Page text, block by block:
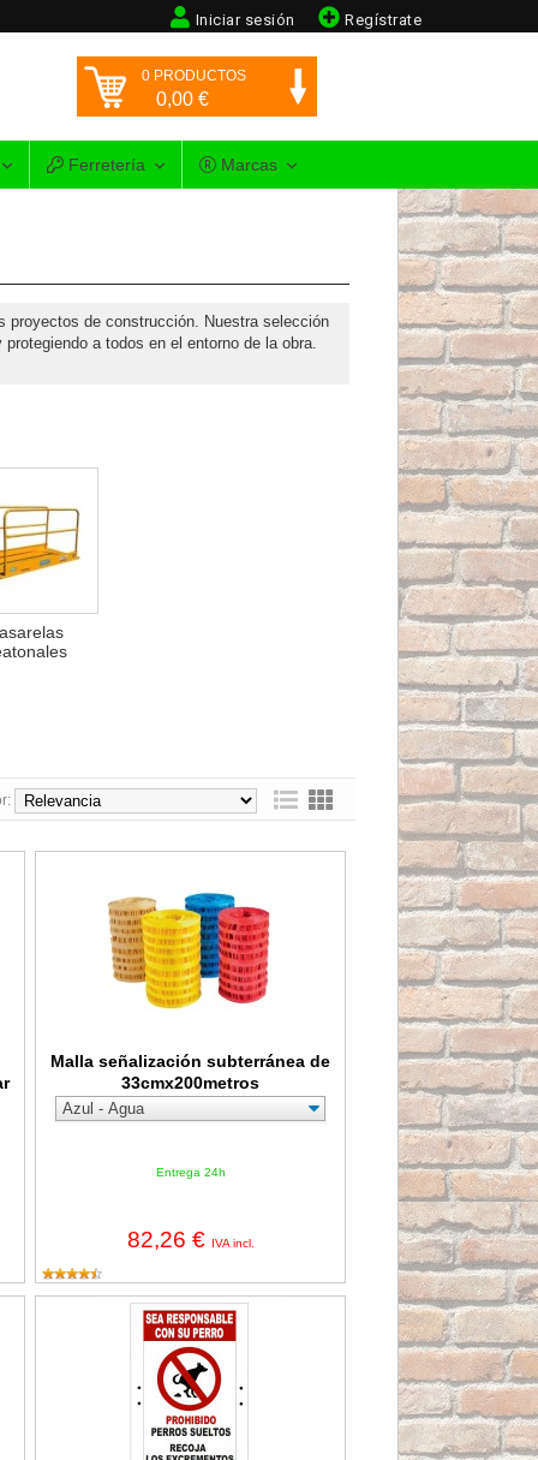
Regístrate
Iniciar sesión
0 PRODUCTOS
0,00 €
Ferretería Marcas
proyectos de construcción. Nuestra selección
a todos en el entorno de la obra.
con banda Reflectante Jar
Malla señalización subterránea de
33cmx200metros
Entrega 24h
82,26 € IVA incl.
Malla señalización subterránea azul agua de 33cmx200metros
Cartel "Prohibido perros sueltos - Recoja los excrementos de